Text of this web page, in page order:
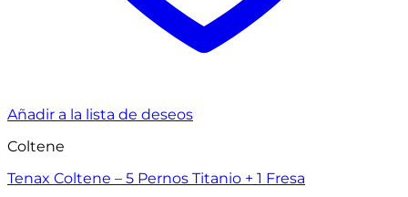
Añadir a la lista de deseos
Coltene
Tenax Coltene – 5 Pernos Titanio + 1 Fresa